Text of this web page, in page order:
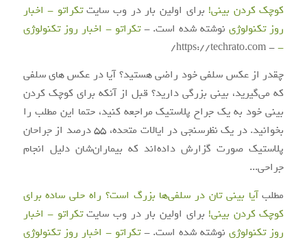
کوچک کردن بینی! برای اولین بار در وب سایتتکراتو - اخبار
روز تکنولوژینوشته شده است. -تکراتو - اخبار روز تکنولوژی
-
- https://techrato.com/
چقدر از عکس سلفی خود راضی هستید؟ آیا در عکس های سلفی
که می‌گیرید، بینی بزرگی دارید؟ قبل از آنکه برای کوچک کردن
بینی خود به یک جراح پلاستیک مراجعه کنید، حتما این مطلب را
بخوانید. در یک نظرسنجی در ایالات متحده، ۵۵ درصد از جراحان
پلاستیک صورت گزارش داده‌اند که بیماران‌شان دلیل انجام
جراحی...
مطلبآیا بینی تان در سلفی‌ها بزرگ است؟ راه حلی ساده برای
کوچک کردن بینی! برای اولین بار در وب سایتتکراتو - اخبار
روز تکنولوژینوشته شده است. -تکراتو - اخبار روز تکنولوژی